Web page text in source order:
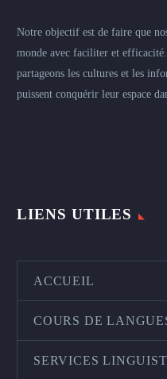
Notre objectif est de faire que
monde avec faciliter et
partageons les cultures et les
puissent conquérir leur espace
LIENS UTILES
ACCUEIL
COURS DE
SERVICES